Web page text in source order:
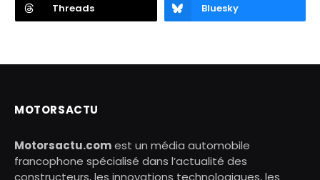
Threads Bluesky
MOTORSACTU
Motorsactu.comest un média automobile
francophone spécialisé dans l’actualité des
constructeurs, les innovations technologiques, les